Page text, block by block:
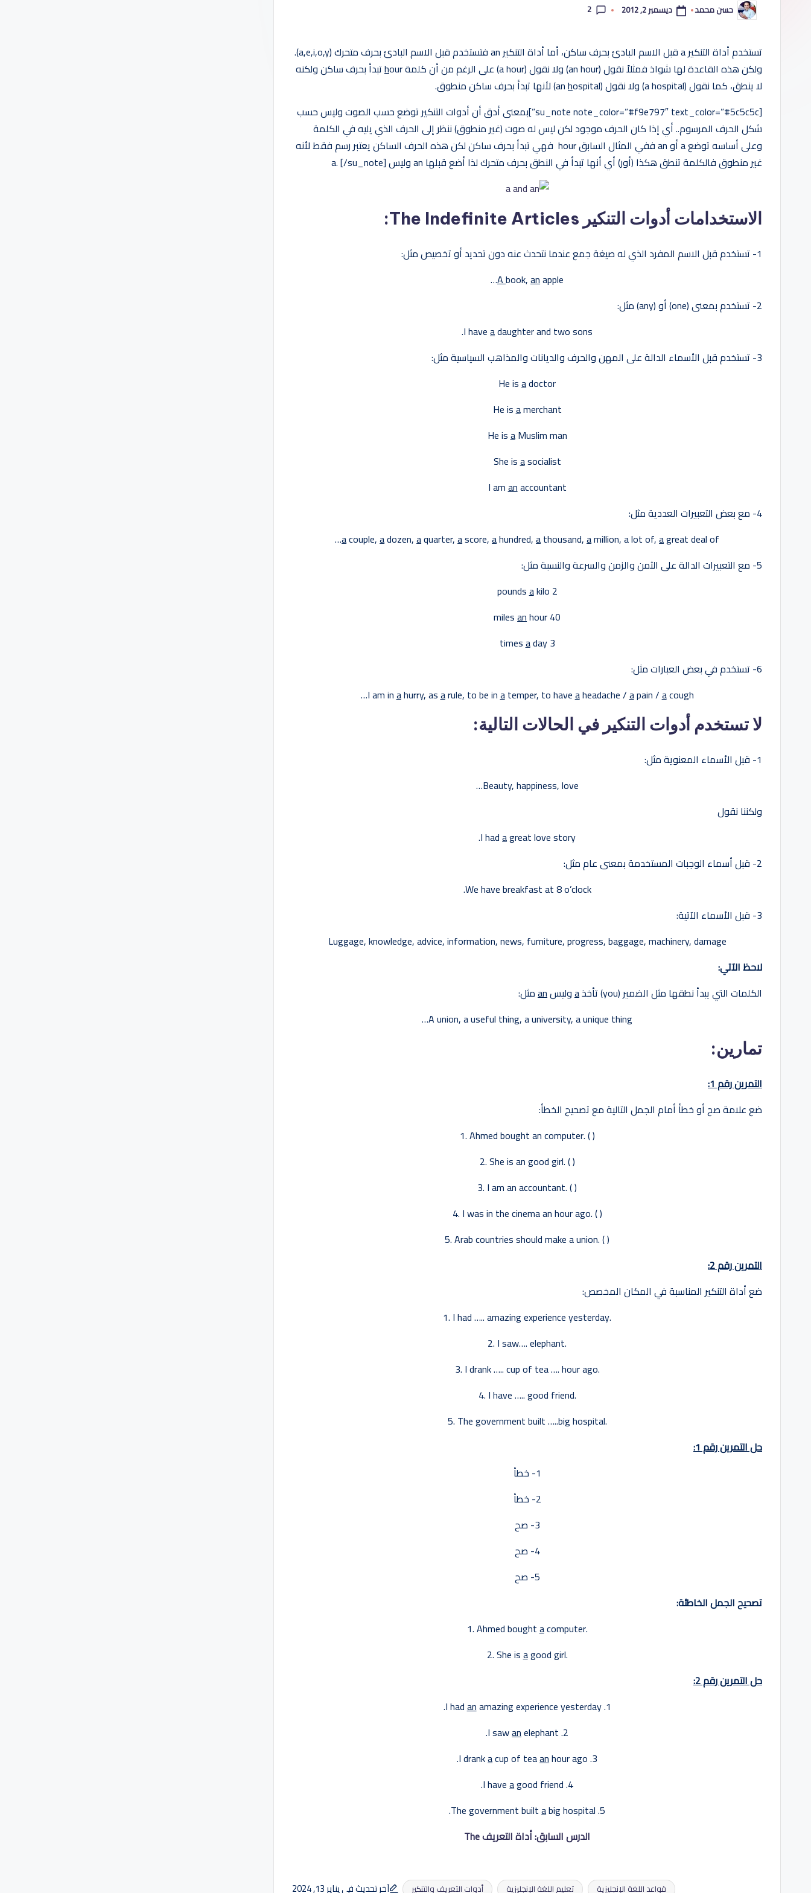
ول
تمّ
النشر
حسن محمد ديسمبر 2, 2012 2
تستخدم أداة التنكير a قبل الاسم البادئ بحرف ساكن، أما أداة التنكير an فتستخدم قبل الاسم البادئ بحرف متحرك (a,e,i,o,y).
ولكن هذه القاعدة لها شواذ فمثلاً نقول (an hour) ولا نقول (a hour) على الرغم من أن كلمة
hour تبدأ بحرف ساكن ولكنه
لا ينطق، كما نقول (a hospital) ولا نقول (an
hospital) لأنها تبدأ بحرف ساكن منطوق.
[su_note note_color=”#f9e797″ text_color=”#5c5c5c”]بمعنى أدق أن أدوات التنكير توضع حسب الصوت وليس حسب
شكل الحرف المرسوم.. أي إذا كان الحرف موجود لكن ليس له صوت (غير منطوق) ننظر إلى الحرف الذي يليه في الكلمة
وعلى أساسه توضع a أو an ففي المثال السابق hour فهي تبدأ بحرف ساكن لكن هذه الحرف الساكن يعتبر رسم فقط لأنه
غير منطوق فالكلمة تنطق هكذا (أور) أي أنها تبدأ في النطق بحرف متحرك لذا أضع قبلها an وليس a. [/su_note]
الاستخدامات أدوات التنكير The Indefinite Articles:
1- تستخدم قبل الاسم المفرد الذي له صيغة جمع عندما نتحدث عنه دون تحديد أو تخصيص مثل:
Abook,anapple…
2- تستخدم بمعنى (one) أو (any) مثل:
I haveadaughter and two sons.
3- تستخدم قبل الأسماء الدالة على المهن والحرف والديانات والمذاهب السياسية مثل:
He isadoctor
He isamerchant
He isaMuslim man
She isasocialist
I amanaccountant
4- مع بعض التعبيرات العددية مثل:
acouple,adozen,aquarter,ascore,ahundred,athousand,amillion, a lot of,agreat deal of…
5- مع التعبيرات الدالة على الثمن والزمن والسرعة والنسبة مثل:
2 pounds
akilo
40 miles
anhour
3 times
aday
6- تستخدم في بعض العبارات مثل:
I am inahurry, asarule, to be inatemper, to haveaheadache /apain /acough…
لا تستخدم أدوات التنكير في الحالات التالية:
1- قبل الأسماء المعنوية مثل:
Beauty, happiness, love…
ولكننا نقول
I hadagreat love story.
2- قبل أسماء الوجبات المستخدمة بمعنى عام مثل:
We have breakfast at 8 o’clock.
3- قبل الأسماء الآتية:
Luggage, knowledge, advice, information, news, furniture, progress, baggage, machinery, damage
لاحظ الآتي:
الكلمات التي يبدأ نطقها مثل الضمير (you) تأخذ
aوليسanمثل:
A union, a useful thing, a university, a unique thing…
تمارين:
التمرين رقم 1:
ضع علامة صح أو خطأ أمام الجمل التالية مع تصحيح الخطأ:
1. Ahmed bought an computer. ( )
2. She is an good girl. ( )
3. I am an accountant. ( )
4. I was in the cinema an hour ago. ( )
5. Arab countries should make a union. ( )
التمرين رقم 2:
ضع أداة التنكير المناسبة في المكان المخصص:
1. I had ….. amazing experience yesterday.
2. I saw…. elephant.
3. I drank ….. cup of tea …. hour ago.
4. I have ….. good friend.
5. The government built …..big hospital.
حل التمرين رقم 1:
1- خطأ
2- خطأ
3- صح
4- صح
5- صح
تصحيح الجمل الخاطئة:
1. Ahmed boughtacomputer.
2. She isagood girl.
حل التمرين رقم 2:
1. I had
anamazing experience yesterday.
2. I saw
anelephant.
3. I drank
acup of teaanhour ago.
4. I have
agood friend.
5. The government built
abig hospital.
الدرس السابق: أداة التعريف The
أدوات التعريف والتنكير تعليم اللغة الإنجليزية قواعد اللغة الإنجليزية آخر تحديث في يناير 13, 2024